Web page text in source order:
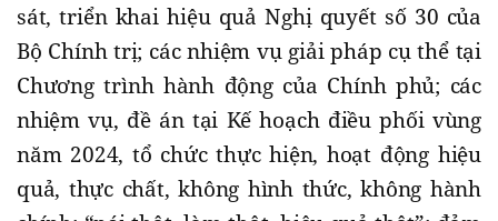
sát, triển khai hiệu quả Nghị quyết số 30 của
Bộ Chính trị; các nhiệm vụ giải pháp cụ thể tại
Chương trình hành động của Chính phủ; các
nhiệm vụ, đề án tại Kế hoạch điều phối vùng
năm 2024, tổ chức thực hiện, hoạt động hiệu
quả, thực chất, không hình thức, không hành